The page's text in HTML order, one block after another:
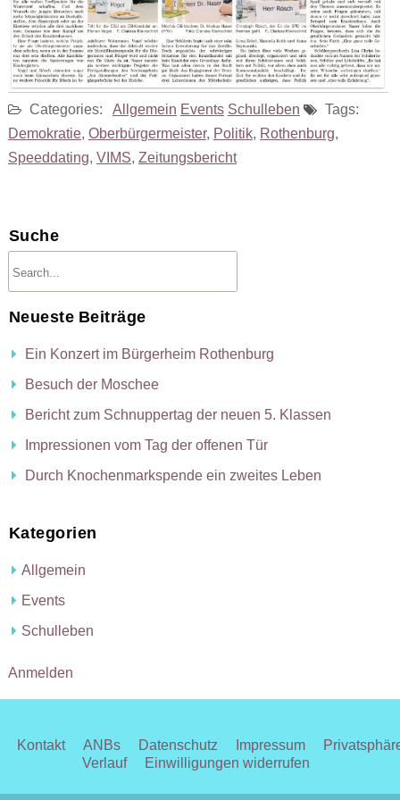
Categories: Allgemein Events Schulleben
Tags:
Demokratie, Oberbürgermeister, Politik, Rothenburg,
Speeddating, VIMS, Zeitungsbericht
Suche
Neueste Beiträge
Ein Konzert im Bürgerheim Rothenburg
Besuch der Moschee
Bericht zum Schnuppertag der neuen 5. Klassen
Impressionen vom Tag der offenen Tür
Durch Knochenmarkspende ein zweites Leben
Kategorien
Allgemein
Events
Schulleben
Anmelden
Kontakt ANBs Datenschutz Impressum
Verlauf
Einwilligungen widerrufen